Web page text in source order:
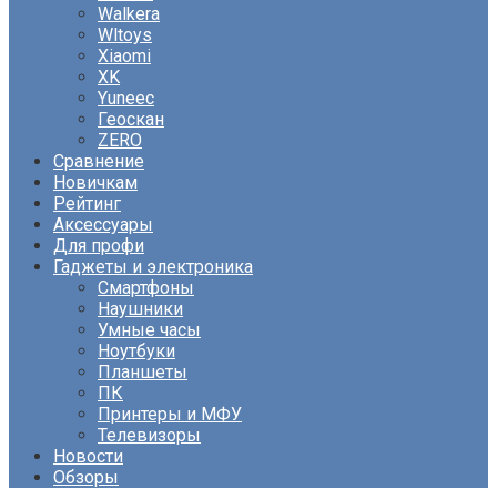
Walkera
Wltoys
Xiaomi
XK
Yuneec
Геоскан
ZERO
Сравнение
Новичкам
Рейтинг
Аксессуары
Для профи
Гаджеты и электроника
Смартфоны
Наушники
Умные часы
Ноутбуки
Планшеты
ПК
Принтеры и МФУ
Телевизоры
Новости
Обзоры